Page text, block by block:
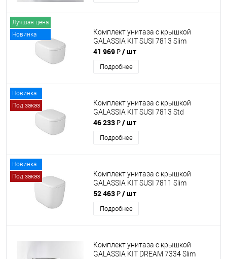
Лучшая цена
Новинка
Комплект унитаза с крышкой
GALASSIA KIT SUSI 7813 Slim
41 969 ₽/ шт
Подробнее
Новинка
Под заказ
Комплект унитаза с крышкой
GALASSIA KIT SUSI 7813 Std
46 233 ₽/ шт
Подробнее
Новинка
Под заказ
Комплект унитаза с крышкой
GALASSIA KIT SUSI 7811 Slim
52 463 ₽/ шт
Подробнее
Комплект унитаза с крышкой
GALASSIA KIT DREAM 7334 Slim